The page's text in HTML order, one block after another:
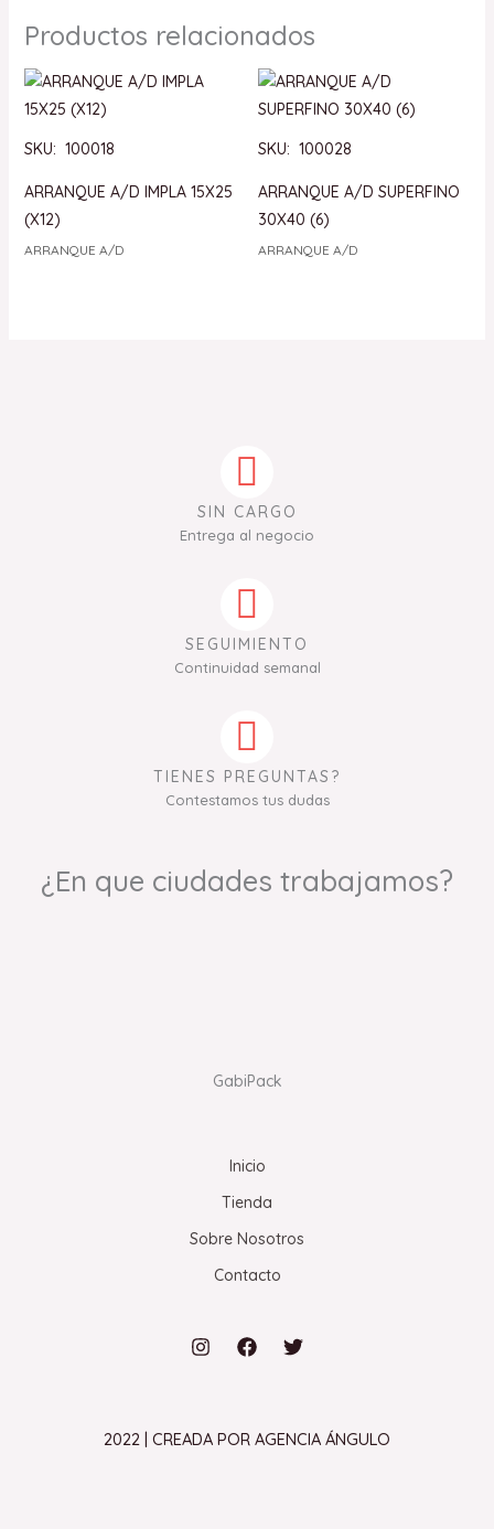
Productos relacionados
SKU: 100018
ARRANQUE A/D IMPLA 15X25
(X12)
ARRANQUE A/D
SKU: 100028
ARRANQUE A/D SUPERFINO
30X40 (6)
ARRANQUE A/D
SIN CARGO
Entrega al negocio
SEGUIMIENTO
Continuidad semanal
TIENES PREGUNTAS?
Contestamos tus dudas
¿En que ciudades trabajamos?
GabiPack
Inicio
Tienda
Sobre Nosotros
Contacto
2022 | CREADA POR AGENCIA ÁNGULO